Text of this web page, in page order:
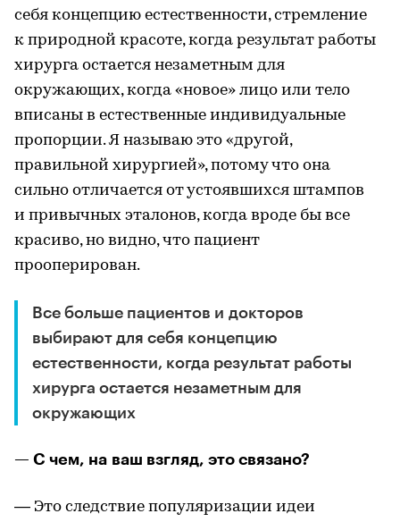
себя концепцию естественности, стремление
к природной красоте, когда результат работы
хирурга остается незаметным для
окружающих, когда «новое» лицо или тело
вписаны в естественные индивидуальные
пропорции. Я называю это «другой,
правильной хирургией», потому что она
сильно отличается от устоявшихся штампов
и привычных эталонов, когда вроде бы все
красиво, но видно, что пациент
прооперирован.
Все больше пациентов и докторов
выбирают для себя концепцию
естественности, когда результат работы
хирурга остается незаметным для
окружающих
— С чем, на ваш взгляд, это связано?
— Это следствие популяризации идеи